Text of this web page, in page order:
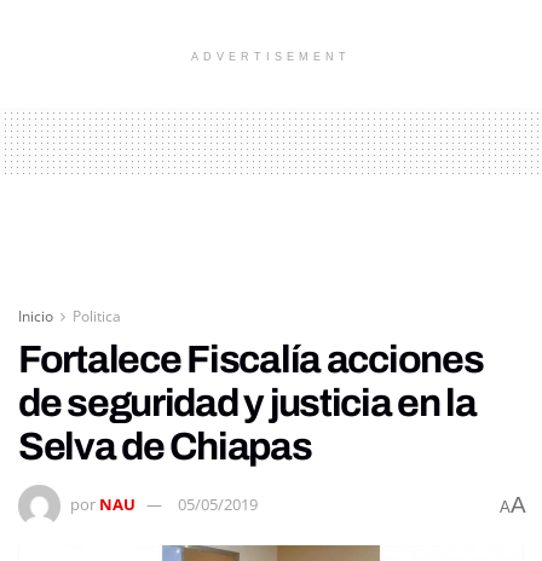
ADVERTISEMENT
Inicio Politica
Fortalece Fiscalía acciones
de seguridad y justicia en la
Selva de Chiapas
por NAU 05/05/2019 AA